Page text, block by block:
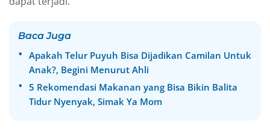
Baca Juga
Apakah Telur Puyuh Bisa Dijadikan Camilan Untuk
Anak?, Begini Menurut Ahli
5 Rekomendasi Makanan yang Bisa Bikin Balita
Tidur Nyenyak, Simak Ya Mom